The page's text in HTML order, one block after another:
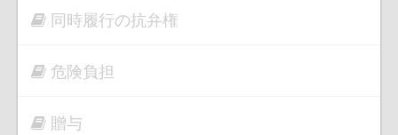
同時履行の抗弁権
危険負担
贈与